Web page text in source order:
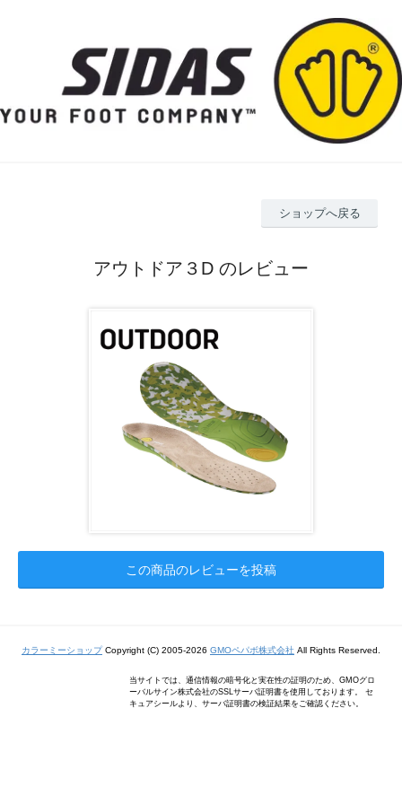
ショップへ戻る
アウトドア３D のレビュー
この商品のレビューを投稿
カラーミーショップCopyright (C) 2005-2026 GMOペパボ株式会社 All Rights Reserved.
当サイトでは、通信情報の暗号化と実在性の証明のため、GMOグロ
ーバルサイン株式会社のSSLサーバ証明書を使用しております。 セ
キュアシールより、サーバ証明書の検証結果をご確認ください。